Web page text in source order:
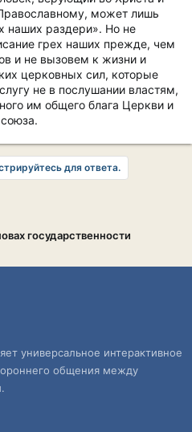
может лишь
наших раздери». Но не
грех наших прежде, чем
и не вызовем к жизни и
церковных сил, которые
не в послушании властям,
им общего блага Церкви и
для ответа.
государственности
универсальное интерактивное
общения между